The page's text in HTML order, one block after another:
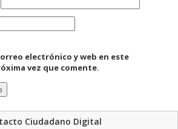
electrónico y web en este
vez que comente.
Ciudadano Digital